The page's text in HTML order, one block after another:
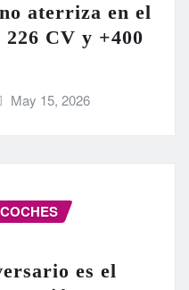
aterriza en el
CV y +400
May 15, 2026
es el